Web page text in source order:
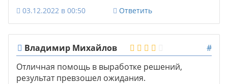
03.12.2022 в 00:50 Ответить
Владимир Михайлов
#
Отличная помощь в выработке решений,
результат превзошел ожидания.